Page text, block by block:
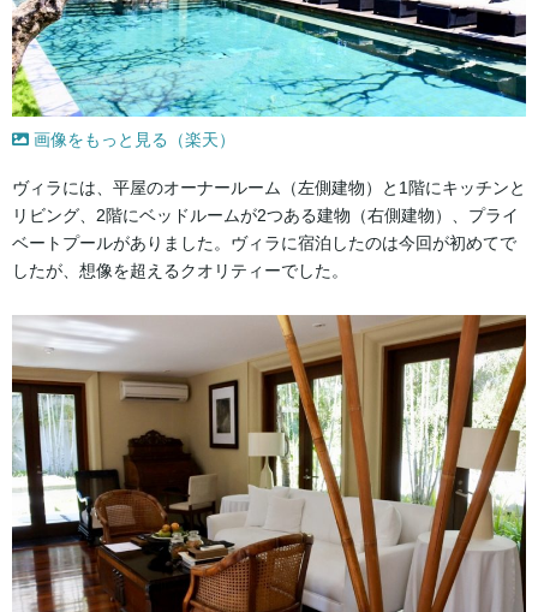
画像をもっと見る（楽天）
ヴィラには、平屋のオーナールーム（左側建物）と1階にキッチンと
リビング、2階にベッドルームが2つある建物（右側建物）、プライ
ベートプールがありました。ヴィラに宿泊したのは今回が初めてで
したが、想像を超えるクオリティーでした。